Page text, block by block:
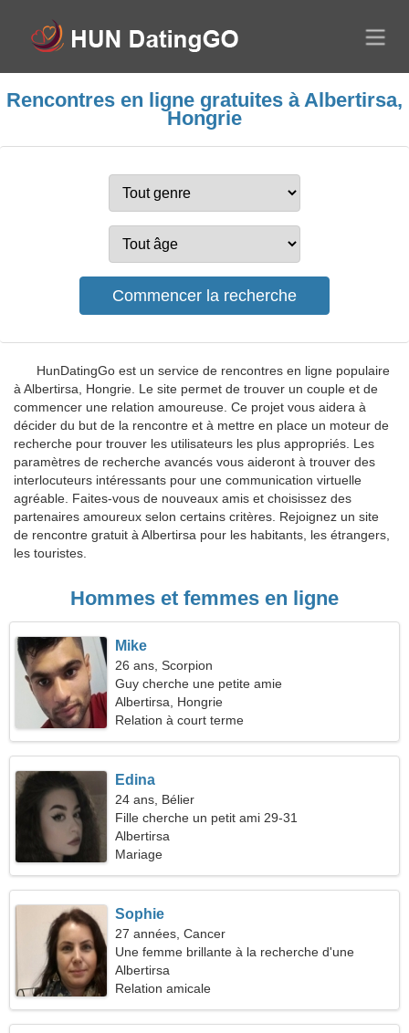
Rencontres en ligne gratuites à Albertirsa,
Hongrie
HunDatingGo est un service de rencontres en ligne populaire
à Albertirsa, Hongrie. Le site permet de trouver un couple et de
commencer une relation amoureuse. Ce projet vous aidera à
décider du but de la rencontre et à mettre en place un moteur de
recherche pour trouver les utilisateurs les plus appropriés. Les
paramètres de recherche avancés vous aideront à trouver des
interlocuteurs intéressants pour une communication virtuelle
agréable. Faites-vous de nouveaux amis et choisissez des
partenaires amoureux selon certains critères. Rejoignez un site
de rencontre gratuit à Albertirsa pour les habitants, les étrangers,
les touristes.
Hommes et femmes en ligne
Mike
26 ans, Scorpion
Guy cherche une petite amie
Albertirsa, Hongrie
Relation à court terme
Edina
24 ans, Bélier
Fille cherche un petit ami 29-31
Albertirsa
Mariage
Sophie
27 années, Cancer
Une femme brillante à la recherche d'une
relation passionnée
Albertirsa
Relation amicale